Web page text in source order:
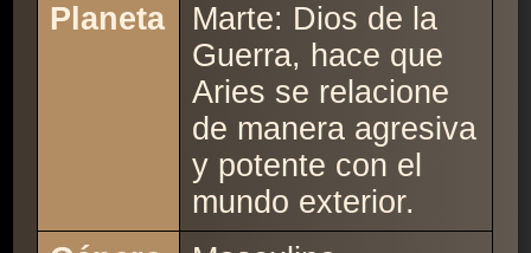
Planeta
Marte: Dios de la
Guerra, hace que
Aries se relacione
de manera agresiva
y potente con el
mundo exterior.